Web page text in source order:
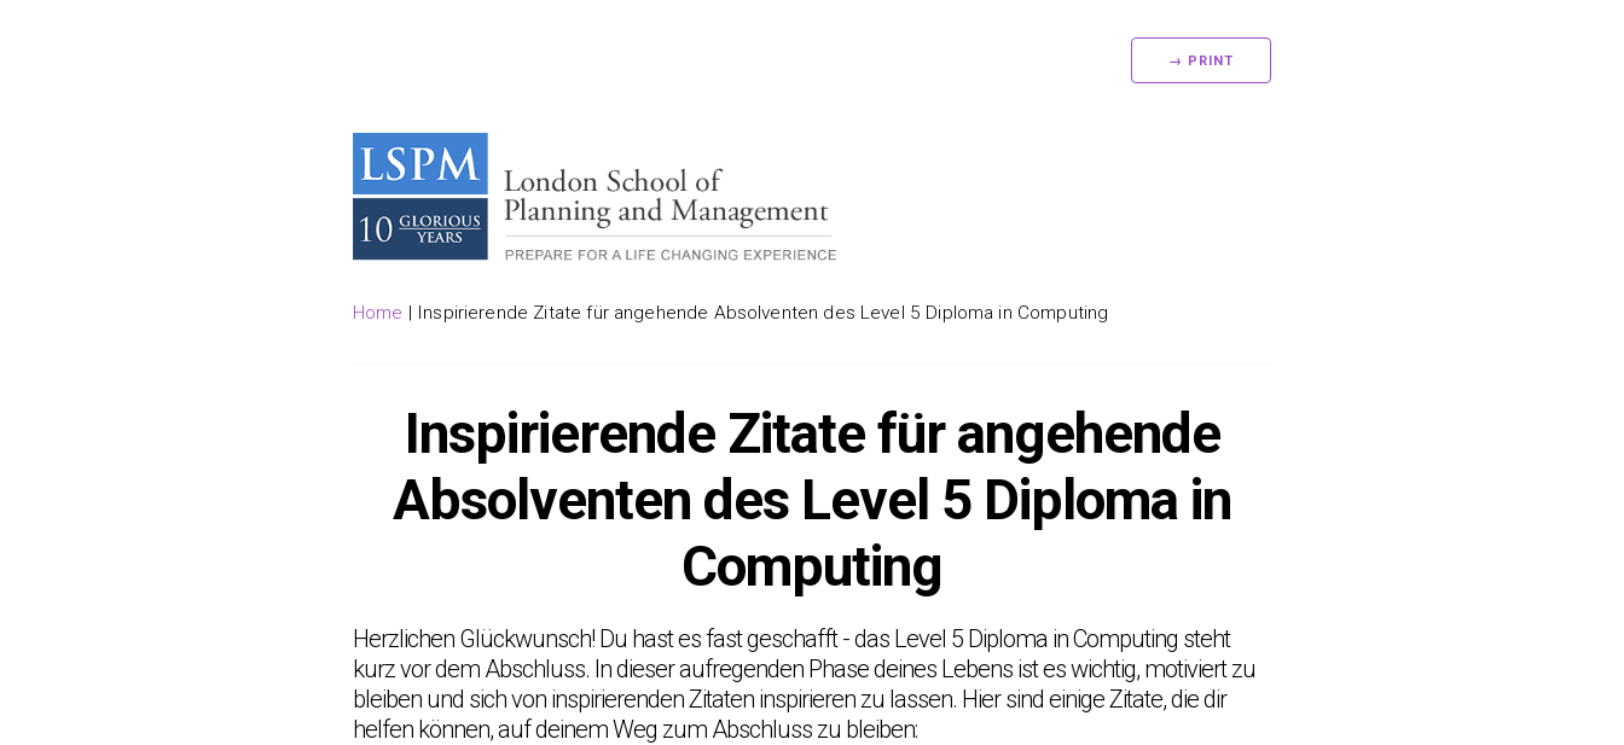
→ PRINT
Home | Inspirierende Zitate für angehende Absolventen des Level 5 Diploma in Computing
Inspirierende Zitate für angehende
Absolventen des Level 5 Diploma in
Computing
Herzlichen Glückwunsch! Du hast es fast geschafft - das Level 5 Diploma in Computing steht
kurz vor dem Abschluss. In dieser aufregenden Phase deines Lebens ist es wichtig, motiviert zu
bleiben und sich von inspirierenden Zitaten inspirieren zu lassen. Hier sind einige Zitate, die dir
helfen können, auf deinem Weg zum Abschluss zu bleiben: